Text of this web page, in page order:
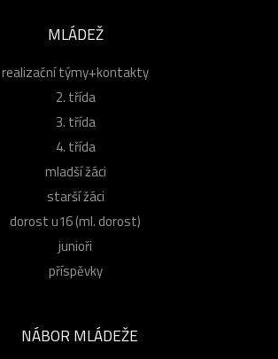
MLÁDEŽ
realizační týmy+kontakty
2. třída
3. třída
4. třída
mladší žáci
starší žáci
dorost u16 (ml. dorost)
junioři
příspěvky
NÁBOR MLÁDEŽE